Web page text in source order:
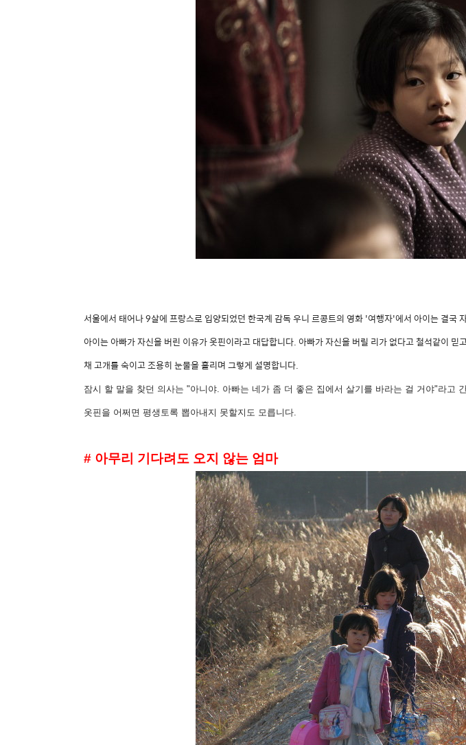
서울에서 태어나 9살에 프랑스로 입양되었던 한국계 감독 우니 르콩트의 영화 '여행자'에서 아이는 결국
아이는 아빠가 자신을 버린 이유가 옷핀이라고 대답합니다. 아빠가 자신을 버릴 리가 없다고 철석같이
채 고개를 숙이고 조용히 눈물을 흘리며 그렇게 설명합니다.
잠시 할 말을 찾던 의사는 "아니야. 아빠는 네가 좀 더 좋은 집에서 살기를 바라는 걸 거야"라고
옷핀을 어쩌면 평생토록 뽑아내지 못할지도 모릅니다.
# 아무리 기다려도 오지 않는 엄마